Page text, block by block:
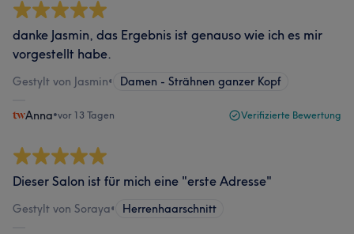
danke Jasmin, das Ergebnis ist genauso wie ich es mir
vorgestellt habe.
Gestylt von Jasmin• Damen - Strähnen ganzer Kopf
Anna•vor 13 Tagen Verifizierte Bewertung
Dieser Salon ist für mich eine "erste Adresse"
Gestylt von Soraya• Herrenhaarschnitt